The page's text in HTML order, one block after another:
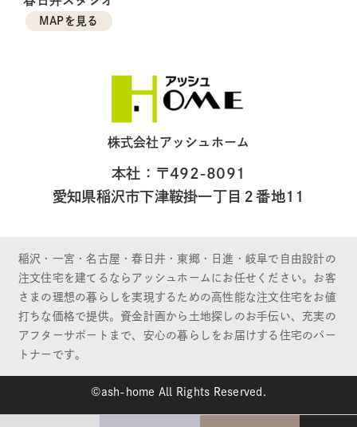
MAPを見る
株式会社アッシュホーム
本社：〒492-8091
愛知県稲沢市下津鞍掛一丁目２番地11
稲沢・一宮・名古屋・春日井・東郷・日進・岐阜で自由設計の
注文住宅を建てるならアッシュホームにお任せください。お客
さまの理想の暮らしを実現するための高性能な注文住宅をお値
打ちな価格で提供。資金計画から土地探しのお手伝い、充実の
アフターサポートまで、安心の暮らしをお届けする住宅のパー
トナーです。
©ash-home All Rights Reserved.